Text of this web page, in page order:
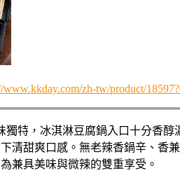
www.kkday.com/zh-tw/product/
獨特，冰淇淋豆腐鍋入口十分香醇
清甜爽口感。無老辣香鍋辛、香
兼具美味與微辣的雙重享受。